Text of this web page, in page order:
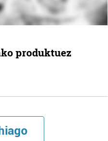
produktuez